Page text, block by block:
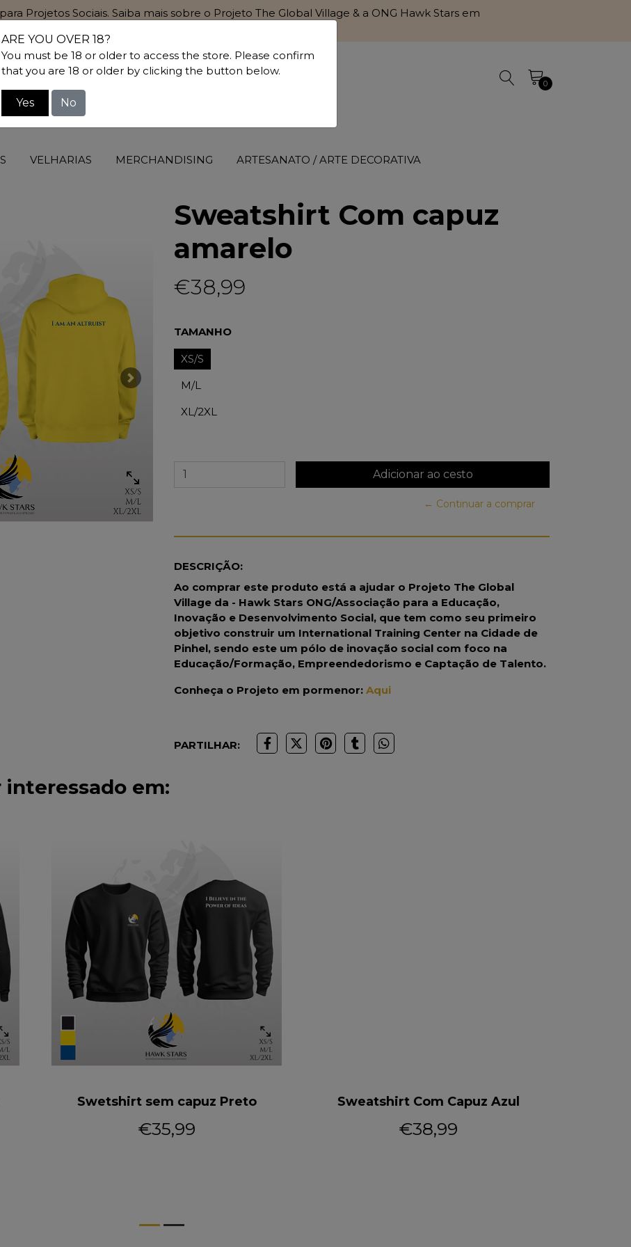
Projetos Sociais. Saiba mais sobre o Projeto The Global Village & a ONG Hawk Stars em
0
VELHARIAS MERCHANDISING ARTESANATO / ARTE DECORATIVA
Next
Sweatshirt Com capuz
amarelo
€38,99
TAMANHO
XS/S
M/L
XL/2XL
← Continuar a comprar
DESCRIÇÃO:
Ao comprar este produto está a ajudar o Projeto The Global
Village da - Hawk Stars ONG/Associação para a Educação,
Inovação e Desenvolvimento Social, que tem como seu primeiro
objetivo construir um International Training Center na Cidade de
Pinhel, sendo este um pólo de inovação social com foco na
Educação/Formação, Empreendedorismo e Captação de Talento.
Conheça o Projeto em pormenor: Aqui
PARTILHAR:
em:
Swetshirt sem capuz Preto
€35,99
Sweatshirt Com Capuz Azul
€38,99
ARE YOU OVER 18?
You must be 18 or older to access the store. Please confirm
that you are 18 or older by clicking the button below.
Yes No